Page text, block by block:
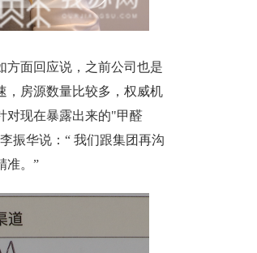
面回应说，之前公司也是
，房源数量比较多，权威机
对现在暴露出来的"甲醛
振华说：“ 我们跟集团再沟
准。”